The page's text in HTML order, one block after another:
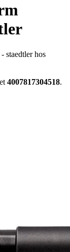
staedtler hos
4007817304518.